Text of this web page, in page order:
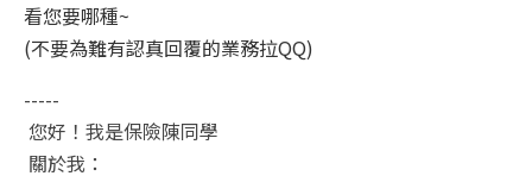
看您要哪種~
(不要為難有認真回覆的業務拉QQ)
-----
您好！我是保險陳同學
關於我：